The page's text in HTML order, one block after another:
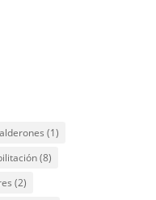
(1)
(8)
(2)